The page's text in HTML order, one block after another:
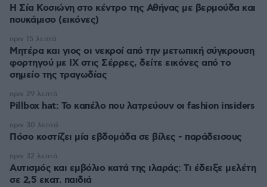
Η Σία Κοσιώνη στο κέντρο της Αθήνας με βερμούδα και
πουκάμισο (εικόνες)
Μητέρα και γιος οι νεκροί από την μετωπική σύγκρουση
φορτηγού με ΙΧ στις Σέρρες, δείτε εικόνες από το
σημείο της τραγωδίας
πριν 15 λεπτά
Pillbox hat: Το καπέλο που λατρεύουν οι fashion insiders
πριν 29 λεπτά
Πόσο κοστίζει μία εβδομάδα σε βίλες - παράδεισους
πριν 30 λεπτά
Αυτισμός και εμβόλιο κατά της ιλαράς: Τι έδειξε μελέτη
σε 2,5 εκατ. παιδιά
πριν 32 λεπτά